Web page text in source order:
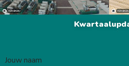
Jouw naam